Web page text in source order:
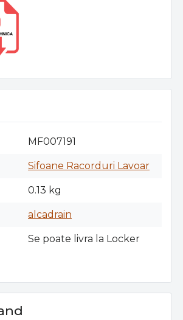
MF007191
Sifoane Racorduri Lavoar
0.13 kg
alcadrain
Se poate livra la Locker